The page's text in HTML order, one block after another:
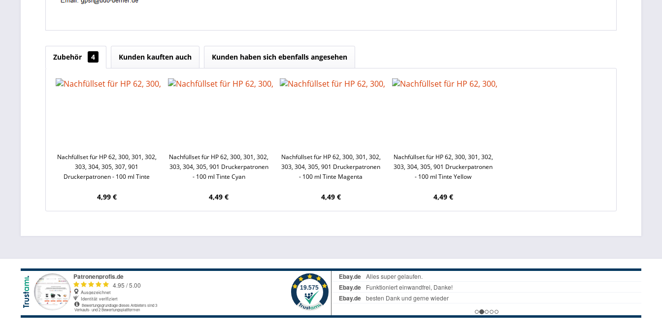
Zubehör 4 Kunden kauften auch Kunden haben sich ebenfalls angesehen
Nachfüllset für HP 62, 300, 301, 302,
303, 304, 305, 307, 901
Druckerpatronen - 100 ml Tinte
4,99 €
Nachfüllset für HP 62, 300, 301, 302,
303, 304, 305, 901 Druckerpatronen
- 100 ml Tinte Cyan
4,49 €
Nachfüllset für HP 62, 300, 301, 302,
303, 304, 305, 901 Druckerpatronen
- 100 ml Tinte Magenta
4,49 €
Nachfüllset für HP 62, 300, 301, 302,
303, 304, 305, 901 Druckerpatronen
- 100 ml Tinte Yellow
4,49 €